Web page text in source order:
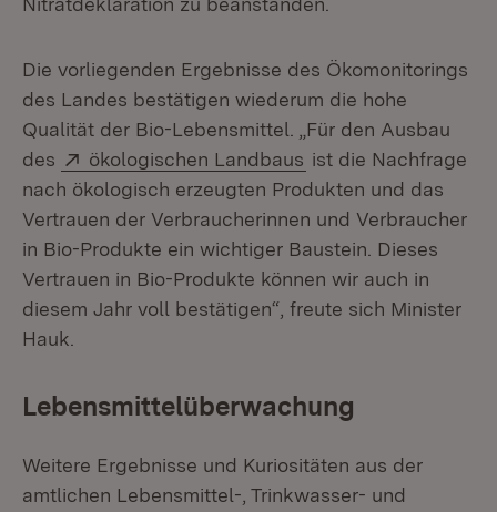
Die vorliegenden Ergebnisse des Ökomonitorings
des Landes bestätigen wiederum die hohe
Qualität der Bio-Lebensmittel. „Für den Ausbau
des
Extern:
ökologischen Landbaus (Öffnet in neuem
ist die Nachfrage
nach ökologisch erzeugten Produkten und das
Vertrauen der Verbraucherinnen und Verbraucher
in Bio-Produkte ein wichtiger Baustein. Dieses
Vertrauen in Bio-Produkte können wir auch in
diesem Jahr voll bestätigen“, freute sich Minister
Hauk.
Lebensmittelüberwachung
Weitere Ergebnisse und Kuriositäten aus der
amtlichen Lebensmittel-, Trinkwasser- und